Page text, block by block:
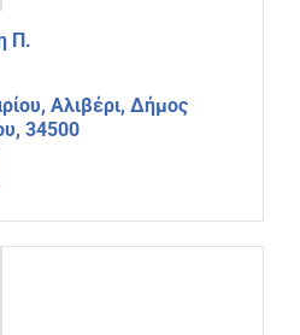
Π.
Αλιβέρι, Δήμος
34500